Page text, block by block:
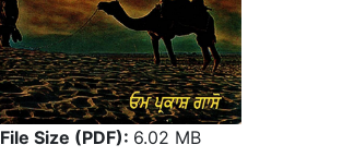
File Size (PDF): 6.02 MB